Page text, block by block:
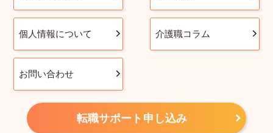
個人情報について 介護職コラム
お問い合わせ
転職サポート申し込み